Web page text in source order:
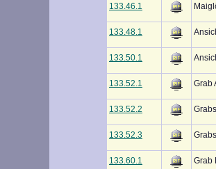
133.46.1
133.48.1
133.50.1
133.52.1 Grab
133.52.2
133.52.3
133.60.1 Grab